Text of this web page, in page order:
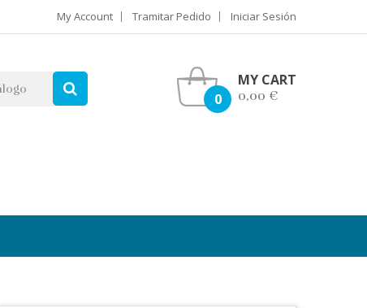
My Account Tramitar Pedido Iniciar Sesión
MY CART
0
0,00 €